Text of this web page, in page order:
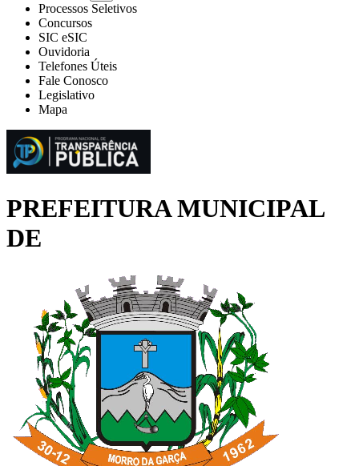
Processos Seletivos
Concursos
SIC eSIC
Ouvidoria
Telefones Úteis
Fale Conosco
Legislativo
Mapa
PREFEITURA MUNICIPAL
DE